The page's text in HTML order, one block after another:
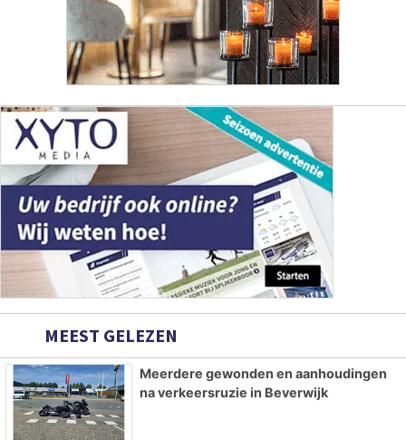
MEEST GELEZEN
Meerdere gewonden en aanhoudingen
na verkeersruzie in Beverwijk